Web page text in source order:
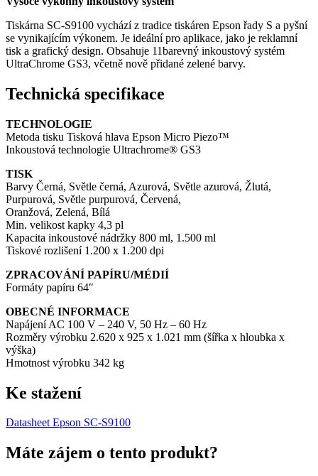
Tiskárna SC-S9100 vychází z tradice tiskáren Epson řady S a pyšní
se vynikajícím výkonem. Je ideální pro aplikace, jako je reklamní
tisk a grafický design. Obsahuje 11barevný inkoustový systém
UltraChrome GS3, včetně nově přidané zelené barvy.
Technická specifikace
TECHNOLOGIE
Metoda tisku Tisková hlava Epson Micro Piezo™
Inkoustová technologie Ultrachrome® GS3
TISK
Barvy Černá, Světle černá, Azurová, Světle azurová, Žlutá,
Purpurová, Světle purpurová, Červená,
Oranžová, Zelená, Bílá
Min. velikost kapky 4,3 pl
Kapacita inkoustové nádržky 800 ml, 1.500 ml
Tiskové rozlišení 1.200 x 1.200 dpi
ZPRACOVÁNÍ PAPÍRU/MÉDIÍ
Formáty papíru 64″
OBECNÉ INFORMACE
Napájení AC 100 V – 240 V, 50 Hz – 60 Hz
Rozměry výrobku 2.620 x 925 x 1.021 mm (šířka x hloubka x
výška)
Hmotnost výrobku 342 kg
Ke stažení
Datasheet Epson SC-S9100
Máte zájem o tento produkt?